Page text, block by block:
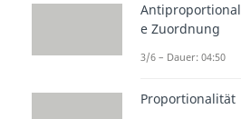
Antiproportional
e Zuordnung
3/6 – Dauer: 04:50
Proportionalität